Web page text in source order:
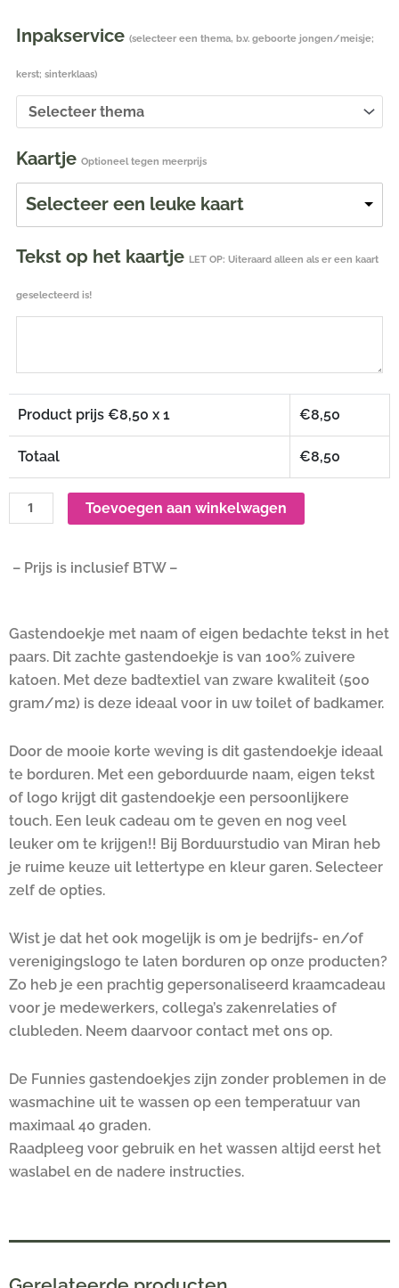
Inpakservice (selecteer een thema, b.v. geboorte jongen/meisje;
kerst; sinterklaas)
Kaartje Optioneel tegen meerprijs
Selecteer een leuke kaart
Tekst op het kaartje LET OP: Uiteraard alleen als er een kaart
geselecteerd is!
Product prijs €8,50 x 1 €8,50
Totaal €8,50
Toevoegen aan winkelwagen
– Prijs is inclusief BTW –
Gastendoekje met naam of eigen bedachte tekst in het
paars. Dit zachte gastendoekje is van 100% zuivere
katoen. Met deze badtextiel van zware kwaliteit (500
gram/m2) is deze ideaal voor in uw toilet of badkamer.
Door de mooie korte weving is dit gastendoekje ideaal
te borduren. Met een geborduurde naam, eigen tekst
of logo krijgt dit gastendoekje een persoonlijkere
touch. Een leuk cadeau om te geven en nog veel
leuker om te krijgen!! Bij Borduurstudio van Miran heb
je ruime keuze uit lettertype en kleur garen. Selecteer
zelf de opties.
Wist je dat het ook mogelijk is om je bedrijfs- en/of
verenigingslogo te laten borduren op onze producten?
Zo heb je een prachtig gepersonaliseerd kraamcadeau
voor je medewerkers, collega’s zakenrelaties of
clubleden. Neem daarvoor contact met ons op.
De Funnies gastendoekjes zijn zonder problemen in de
wasmachine uit te wassen op een temperatuur van
maximaal 40 graden.
Raadpleeg voor gebruik en het wassen altijd eerst het
waslabel en de nadere instructies.